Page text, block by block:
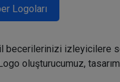
Logoları
izleyicilere
oluşturucumuz,